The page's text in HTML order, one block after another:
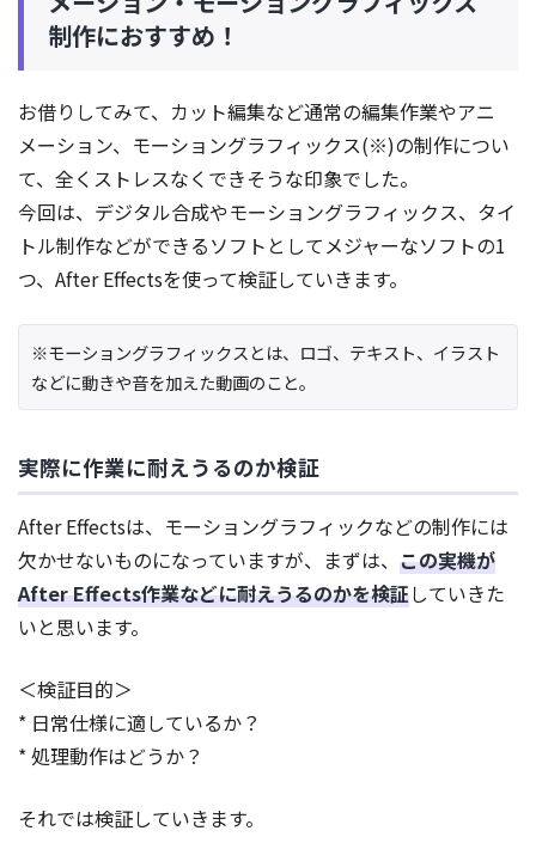
制作におすすめ！
お借りしてみて、カット編集など通常の編集作業やアニ
メーション、モーショングラフィックス(※)の制作につい
て、全くストレスなくできそうな印象でした。
今回は、デジタル合成やモーショングラフィックス、タイ
トル制作などができるソフトとしてメジャーなソフトの1
つ、After Effectsを使って検証していきます。
※モーショングラフィックスとは、ロゴ、テキスト、イラスト
などに動きや音を加えた動画のこと。
実際に作業に耐えうるのか検証
After Effectsは、モーショングラフィックなどの制作には
欠かせないものになっていますが、まずは、 この実機が
After Effects作業などに耐えうるのかを検証していきた
いと思います。
＜検証目的＞
* 日常仕様に適しているか？
* 処理動作はどうか？
それでは検証していきます。